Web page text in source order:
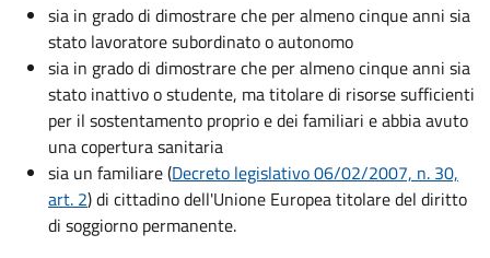
sia in grado di dimostrare che per almeno cinque anni sia
stato lavoratore subordinato o autonomo
sia in grado di dimostrare che per almeno cinque anni sia
stato inattivo o studente, ma titolare di risorse sufficienti
per il sostentamento proprio e dei familiari e abbia avuto
una copertura sanitaria
sia un familiare (Decreto legislativo 06/02/2007, n. 30,
art. 2) di cittadino dell'Unione Europea titolare del diritto
di soggiorno permanente.